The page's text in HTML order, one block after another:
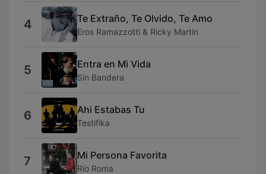
4 Te Extraño, Te Olvido, Te Amo
Eros Ramazzotti & Ricky Martin
5 Entra en Mi Vida
Sin Bandera
6 Ahi Estabas Tu
Testifika
7 Mi Persona Favorita
Río Roma